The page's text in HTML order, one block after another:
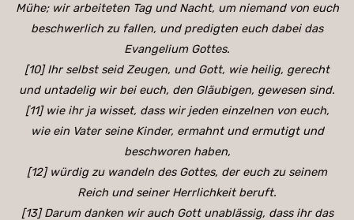
Mühe; wir arbeiteten Tag und Nacht, um niemand von euch
beschwerlich zu fallen, und predigten euch dabei das
Evangelium Gottes.
[10] Ihr selbst seid Zeugen, und Gott, wie heilig, gerecht
und untadelig wir bei euch, den Gläubigen, gewesen sind.
[11] wie ihr ja wisset, dass wir jeden einzelnen von euch,
wie ein Vater seine Kinder, ermahnt und ermutigt und
beschworen haben,
[12] würdig zu wandeln des Gottes, der euch zu seinem
Reich und seiner Herrlichkeit beruft.
[13] Darum danken wir auch Gott unablässig, dass ihr das